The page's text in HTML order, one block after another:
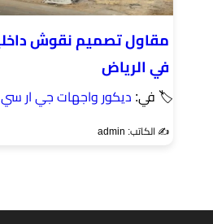
في الرياض
🏷 في: ديكور واجهات جي ار سي
✍️ الكاتب: admin